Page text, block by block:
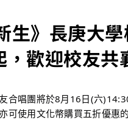
生》長庚大
，歡迎校友共
合唱團將於8月16日(六
可使用文化幣購買五折優惠